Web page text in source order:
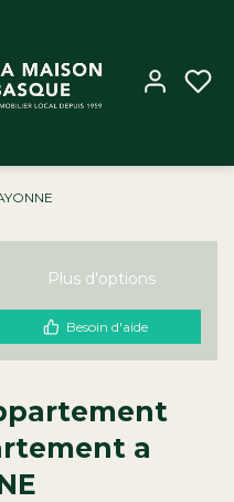
Plus d'options
Besoin d'aide
a